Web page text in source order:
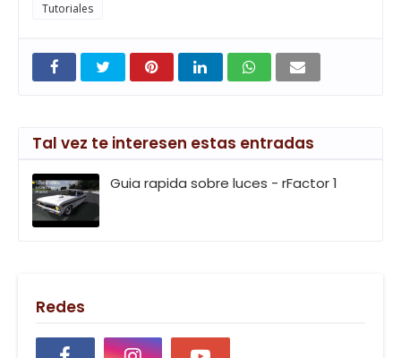
Tutoriales
Tal vez te interesen estas entradas
Guia rapida sobre luces - rFactor 1
Redes